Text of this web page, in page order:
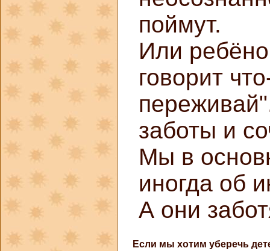
поймут.
Или
говорит
заботы и
Мы в
иногда об
А они
Если мы хотим уберечь